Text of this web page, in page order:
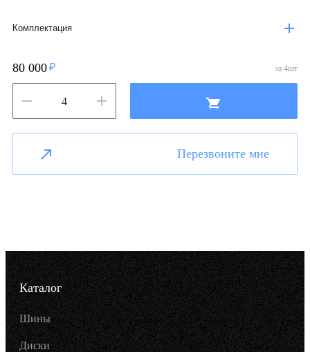
Комплектация
80 000 за 4шт
Перезвоните мне
Каталог
Шины
Диски